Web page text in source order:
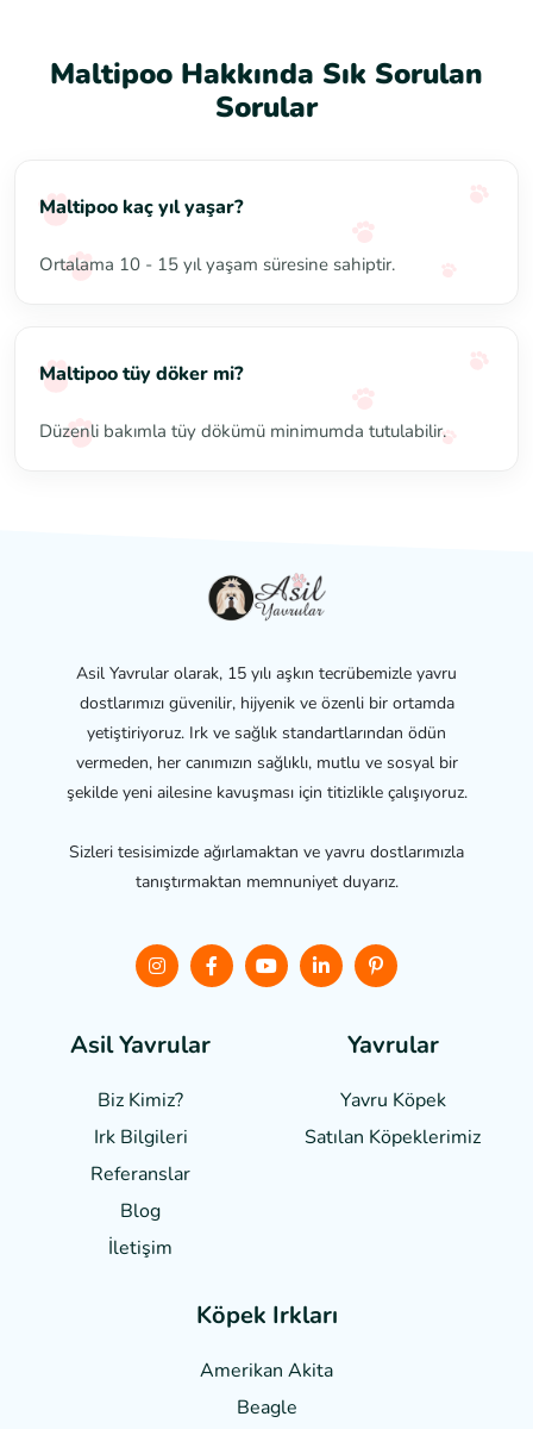
Maltipoo Hakkında Sık Sorulan
Sorular
Maltipoo kaç yıl yaşar?
Ortalama 10 - 15 yıl yaşam süresine sahiptir.
Maltipoo tüy döker mi?
Düzenli bakımla tüy dökümü minimumda tutulabilir.
Asil Yavrular olarak, 15 yılı aşkın tecrübemizle yavru
dostlarımızı güvenilir, hijyenik ve özenli bir ortamda
yetiştiriyoruz. Irk ve sağlık standartlarından ödün
vermeden, her canımızın sağlıklı, mutlu ve sosyal bir
şekilde yeni ailesine kavuşması için titizlikle çalışıyoruz.
Sizleri tesisimizde ağırlamaktan ve yavru dostlarımızla
tanıştırmaktan memnuniyet duyarız.
Asil Yavrular
Biz Kimiz?
Irk Bilgileri
Referanslar
Blog
İletişim
Yavrular
Yavru Köpek
Satılan Köpeklerimiz
Köpek Irkları
Amerikan Akita
Beagle